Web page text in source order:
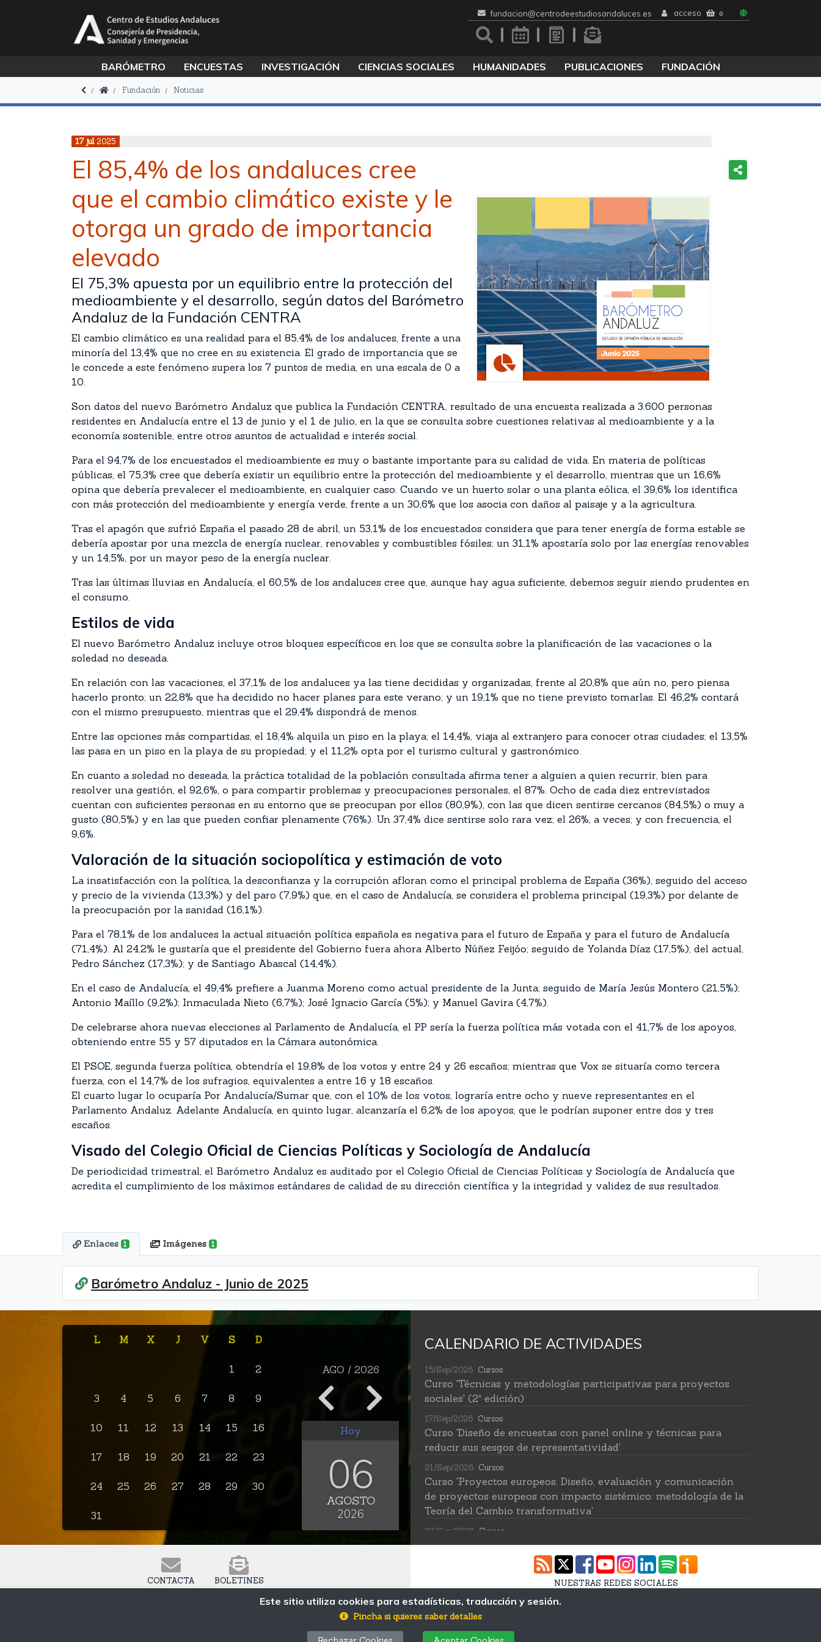
fundacion@centrodeestudiosandaluces.es acceso 0
BARÓMETRO ENCUESTAS INVESTIGACIÓN CIENCIAS SOCIALES HUMANIDADES PUBLICACIONES FUNDACIÓN
Fundación Noticias
17 jul 2025
El 85,4% de los andaluces cree
que el cambio climático existe y le
otorga un grado de importancia
elevado
El 75,3% apuesta por un equilibrio entre la protección del
medioambiente y el desarrollo, según datos del Barómetro
Andaluz de la Fundación CENTRA
El cambio climático es una realidad para el 85,4% de los andaluces, frente a una
minoría del 13,4% que no cree en su existencia. El grado de importancia que se
le concede a este fenómeno supera los 7 puntos de media, en una escala de 0 a
10.
Son datos del nuevo Barómetro Andaluz que publica la Fundación CENTRA, resultado de una encuesta realizada a 3.600 personas
residentes en Andalucía entre el 13 de junio y el 1 de julio, en la que se consulta sobre cuestiones relativas al medioambiente y a la
economía sostenible, entre otros asuntos de actualidad e interés social.
Para el 94,7% de los encuestados el medioambiente es muy o bastante importante para su calidad de vida. En materia de políticas
públicas, el 75,3% cree que debería existir un equilibrio entre la protección del medioambiente y el desarrollo, mientras que un 16,6%
opina que debería prevalecer el medioambiente, en cualquier caso. Cuando ve un huerto solar o una planta eólica, el 39,6% los identifica
con más protección del medioambiente y energía verde, frente a un 30,6% que los asocia con daños al paisaje y a la agricultura.
Tras el apagón que sufrió España el pasado 28 de abril, un 53,1% de los encuestados considera que para tener energía de forma estable se
debería apostar por una mezcla de energía nuclear, renovables y combustibles fósiles; un 31,1% apostaría solo por las energías renovables
y un 14,5%, por un mayor peso de la energía nuclear.
Tras las últimas lluvias en Andalucía, el 60,5% de los andaluces cree que, aunque hay agua suficiente, debemos seguir siendo prudentes en
el consumo.
Estilos de vida
El nuevo Barómetro Andaluz incluye otros bloques específicos en los que se consulta sobre la planificación de las vacaciones o la
soledad no deseada.
En relación con las vacaciones, el 37,1% de los andaluces ya las tiene decididas y organizadas, frente al 20,8% que aún no, pero piensa
hacerlo pronto; un 22,8% que ha decidido no hacer planes para este verano; y un 19,1% que no tiene previsto tomarlas. El 46,2% contará
con el mismo presupuesto, mientras que el 29,4% dispondrá de menos.
Entre las opciones más compartidas, el 18,4% alquila un piso en la playa; el 14,4%, viaja al extranjero para conocer otras ciudades; el 13,5%
las pasa en un piso en la playa de su propiedad; y el 11,2% opta por el turismo cultural y gastronómico.
En cuanto a soledad no deseada, la práctica totalidad de la población consultada afirma tener a alguien a quien recurrir, bien para
resolver una gestión, el 92,6%, o para compartir problemas y preocupaciones personales, el 87%. Ocho de cada diez entrevistados
cuentan con suficientes personas en su entorno que se preocupan por ellos (80,9%), con las que dicen sentirse cercanos (84,5%) o muy a
gusto (80,5%) y en las que pueden confiar plenamente (76%). Un 37,4% dice sentirse solo rara vez; el 26%, a veces; y con frecuencia, el
9,6%.
Valoración de la situación sociopolítica y estimación de voto
La insatisfacción con la política, la desconfianza y la corrupción afloran como el principal problema de España (36%), seguido del acceso
y precio de la vivienda (13,3%) y del paro (7,9%) que, en el caso de Andalucía, se considera el problema principal (19,3%) por delante de
la preocupación por la sanidad (16,1%).
Para el 78,1% de los andaluces la actual situación política española es negativa para el futuro de España y para el futuro de Andalucía
(71,4%). Al 24,2% le gustaría que el presidente del Gobierno fuera ahora Alberto Núñez Feijóo; seguido de Yolanda Díaz (17,5%); del actual,
Pedro Sánchez (17,3%); y de Santiago Abascal (14,4%).
En el caso de Andalucía, el 49,4% prefiere a Juanma Moreno como actual presidente de la Junta; seguido de María Jesús Montero (21,5%);
Antonio Maíllo (9,2%); Inmaculada Nieto (6,7%); José Ignacio García (5%); y Manuel Gavira (4,7%).
De celebrarse ahora nuevas elecciones al Parlamento de Andalucía, el PP sería la fuerza política más votada con el 41,7% de los apoyos,
obteniendo entre 55 y 57 diputados en la Cámara autonómica.
El PSOE, segunda fuerza política, obtendría el 19,8% de los votos y entre 24 y 26 escaños; mientras que Vox se situaría como tercera
fuerza, con el 14,7% de los sufragios, equivalentes a entre 16 y 18 escaños.
El cuarto lugar lo ocuparía Por Andalucía/Sumar que, con el 10% de los votos, lograría entre ocho y nueve representantes en el
Parlamento Andaluz. Adelante Andalucía, en quinto lugar, alcanzaría el 6,2% de los apoyos, que le podrían suponer entre dos y tres
escaños.
Visado del Colegio Oficial de Ciencias Políticas y Sociología de Andalucía
De periodicidad trimestral, el Barómetro Andaluz es auditado por el Colegio Oficial de Ciencias Políticas y Sociología de Andalucía que
acredita el cumplimiento de los máximos estándares de calidad de su dirección científica y la integridad y validez de sus resultados.
Enlaces 1 Imágenes 1
Barómetro Andaluz - Junio de 2025
L M X J V S D
1 2
3 4 5 6 7 8 9
10 11 12 13 14 15 16
17 18 19 20 21 22 23
24 25 26 27 28 29 30
31
AGO / 2026
Hoy
06
AGOSTO
2026
CALENDARIO DE ACTIVIDADES
15/Sep/2026 Cursos
Curso 'Técnicas y metodologías participativas para proyectos
sociales' (2ª edición)
17/Sep/2026 Cursos
Curso 'Diseño de encuestas con panel online y técnicas para
reducir sus sesgos de representatividad'
21/Sep/2026 Cursos
Curso 'Proyectos europeos: Diseño, evaluación y comunicación
de proyectos europeos con impacto sistémico: metodología de la
Teoría del Cambio transformativa'
22/Sep/2026 Cursos
Curso 'Herramientas de IA para investigar en ciencias sociales'
datos'
19/Oct/2026 Cursos
CONTACTA BOLETINES NUESTRAS REDES SOCIALES
MAPA WEB
© Fundación Pública Andaluza Centro de Estudios Andaluces MP
Este sitio utiliza cookies para estadísticas, traducción y sesión.
Pincha si quieres saber detalles